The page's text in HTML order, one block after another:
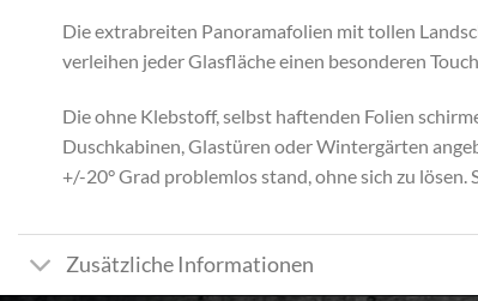
Die extrabreiten Panoramafolien mit tollen
verleihen jeder Glasfläche einen besonderen
Die ohne Klebstoff, selbst haftenden Folien
Duschkabinen, Glastüren oder Wintergärten
+/-20° Grad problemlos stand, ohne sich zu
Zusätzliche Informationen